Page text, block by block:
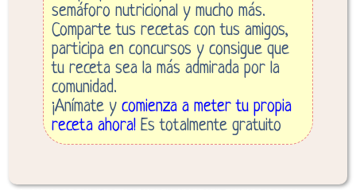
semáforo nutricional y mucho más.
Comparte tus recetas con tus amigos,
participa en concursos y consigue que
tu receta sea la más admirada por la
comunidad.
¡Anímate y comienza a meter tu propia
receta ahora!Es totalmente gratuito